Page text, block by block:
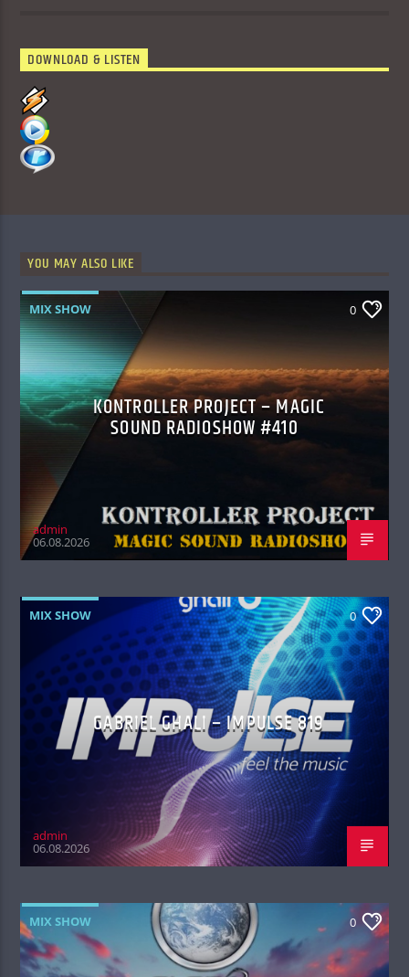
DOWNLOAD & LISTEN
YOU MAY ALSO LIKE
MIX SHOW 0
KONTROLLER PROJECT – MAGIC
SOUND RADIOSHOW #410
admin
06.08.2026
MIX SHOW 0
GABRIEL GHALI – IMPULSE 819
admin
06.08.2026
MIX SHOW 0